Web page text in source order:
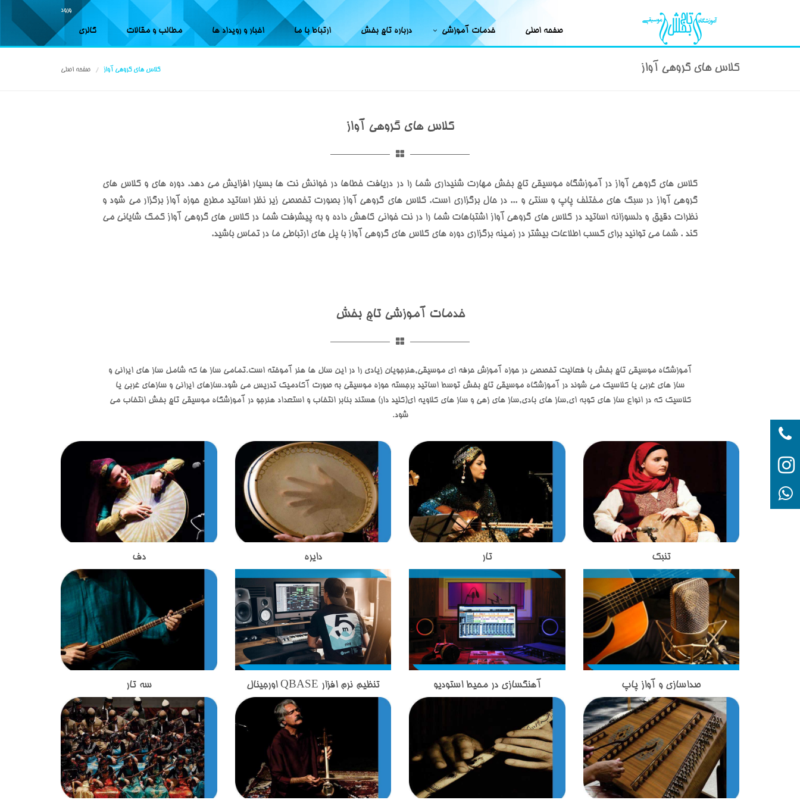
ورود
صفحه اصلی خدمات آموزشی درباره تاج بخش ارتباط با ما اخبار و رویداد ها مطالب و مقالات گالری
کلاس های گروهی آواز کلاس های گروهی آواز صفحه اصلی
کلاس های گروهی آواز
کلاس های گروهی آواز در آموزشگاه موسیقی تاج بخش مهارت شنیداری شما را در دریافت خطاها در خوانش نت ها بسیار افزایش می دهد. دوره های و کلاس های
گروهی آواز در سبک های مختلف پاپ و سنتی و ... در حال برگزاری است. کلاس های گروهی آواز بصورت تخصصی زیر نظر اساتید مطرح حوزه آواز برگزار می شود و
نظرات دقیق و دلسوزانه اساتید در کلاس های گروهی آواز اشتباهات شما را در نت خوانی کاهش داده و به پیشرفت شما در کلاس های گروهی آواز کمک شایانی می
کند . شما می توانید برای کسب اطلاعات بیشتر در زمینه برگزاری دوره های کلاس های گروهی آواز با پل های ارتباطی ما در تماس باشید.
خدمات آموزشی تاج بخش
آموزشگاه موسیقی تاج بخش با فعالیت تخصصی در حوزه آموزش حرفه ای موسیقی,هنرجویان زیادی را در این سال ها هنر آموخته است.تمامی ساز ها که شامل ساز های ایرانی و
ساز های غربی یا کلاسیک می شوند در آموزشگاه موسیقی تاج بخش توسط اساتید برجسته حوزه موسیقی به صورت آکادمیک تدریس می شود.سازهای ایرانی و سازهای غربی یا
کلاسیک که در انواع ساز های کوبه ای,ساز های بادی,ساز های زهی و ساز های کلاویه ای(کلید دار) هستند بنابر انتخاب و استعداد هنرجو در آموزشگاه موسیقی تاج بخش انتخاب می
شود.
ساز تنبک یکی از ساز های کوبه ای اصیل
ایرانی است که توسط اساتید مجرب در
آموزشگاه موسیقی تاج بخش از مبتدی
تا حرفه ای تدریس می شود. تنبک یکی
از سازهای کوبه‌ای ایرانی محسوب می
شود. این ساز پوستی، از نظر شکل
ظاهری آن جزء طبل‌های جام‌شکل
محسوب می‌شود .تنبک در چند دههٔ اخیر
پیشرفت چشم‌گیری داشته است.این
پیشرفت مرهون و مدیون هنر استادان
تنبک است، که در این میان نقش استاد
فقید حسین تهرانی به قدری حائز اهمیت
است که می‌توان از او به‌عنوان پدر تنبک
نوازی نوین ایران یاد کرد. استاد آذر
تدریس ساز تنبک را در اموزشگاه
موسیقی تاج بخش برعهده دارند. استاد
تنبک
تار در گستره سازهای ایرانی زهی قرار می
گیرد که در آموزشگاه موسیقی تاج
بخش در گروه آموزش سازهای ایرانی به
هنرجویان علاقه مند تدریس می شود.در
ساخت ساز تار از چوب، پوست،
استخوان، زه ( روده تابیده چهارپایان) و
فلزاستفاده می شود و طول کلی آن حدود
۹۵ سانتی متر است. در گذشته تار
ایرانی پنج سیم (یا پنج تار) داشت.
غلامحسین درویش یا درویش خان سیم
ششمی به آن افزود که همچنان به کار
می‌رود. از بهترین نوازنده های تار در عصر
امروز ما استاد حسین علیزاده هستند.
استاد مظاهری مدرس ساز تار در
آموزشگاه موسیقی تاج بخش
هستند.استاد مظاهری تحصیلات خود را
تار
ساز دایره یکی از ساز های کوبه ای اصیل
ایرانی است که در آموزشگاه موسیقی
تاج بخش تدریس می شود.این ساز
بسیار شبیه به ساز دف است اما از نظر
شکل ظاهری و صدایی که از آن تولید می
شود با دف تفاوت هایی دارد.دایره از دف
کوچکتر است و تعداد زنجیر هایی که به
آن وصل شده است از دف بسیار کمتر
است. نواختن ساز دایره در کشورهای
آسیایی نظیر ایران, افغانستان ,
تاجیکستان و ... رواج دارد.
دایره
ساز دف یکی از ساز های کوبه ای در
موسیقی ایرانی است که از مبتدی تا
حرفه ای در آموزشگاه موسیقی تاج
بخش تدریس می شود.ساختار ظاهری
دف شامل کمانه,پوستی,قسمت
شستی,حلقه ها و گل میخ می
شود.تمامی قسمت های مربوط به ساز
دف در انواع مختلفی ساخته شده اند.ساز
دف از ساز های کوبه ای با قدمت ایرانی
است و همانطور که در تاریخ عرفان و
تصوف آمده است ازارکان اصلی مجالس
عیش و طرب و محافل اهل ذوق و
عرفان و مجالس سماع بوده که قوالان
هم با خواندن سرود و ترانه آن را به کار
می‌بردند.ساز دف شبیه به ساز دایره
است اما از آن بزرگتر بوده دارای صدایی
دف
صداسازی و آواز پاپ یکی از خدمات
آموزشگاه موسیقی تاج بخش است که
در زیرگروه آموزش اواز در این آموزشگاه
موسیقی با بهترین اساتید این حوزه
آموزش داده می شود.
صداسازی و آواز پاپ
آهنگسازی در محیط استودیو و آموزش
برگزار میشود. آهنگسازی در محیط
استودیو با بهترین اساتید به صورت
کاملا حرفه ای و تخصصی انجام میشود.
آهنگسازی در محیط استودیو
تنظیم نرم افزار QBASE اورجینال و
آموزش کار با این نرم افزار توسط
اساتید مجربه حوزه آهنگسازی در
آموزشگاه موسیقی تاج بخش انجام می
تنظیم نرم افزار QBASE اورجینال
سه تار از جمله سازهای اصیل ایرانی
است که در محدوده جغرافیایی غرب
آسیا رواج داشته است.ساز سه تار در
گروه سازهای ایرانی در آموزشگاه
موسیقی تاج بخش تدریس می شود.
برخی از جمله عده‌ای از عرفا به ساز سه
تار «اوتار» نیز می‌گویند. سه تار را از
خانواده تنبور دانسته اند و امروزه در
سه تار